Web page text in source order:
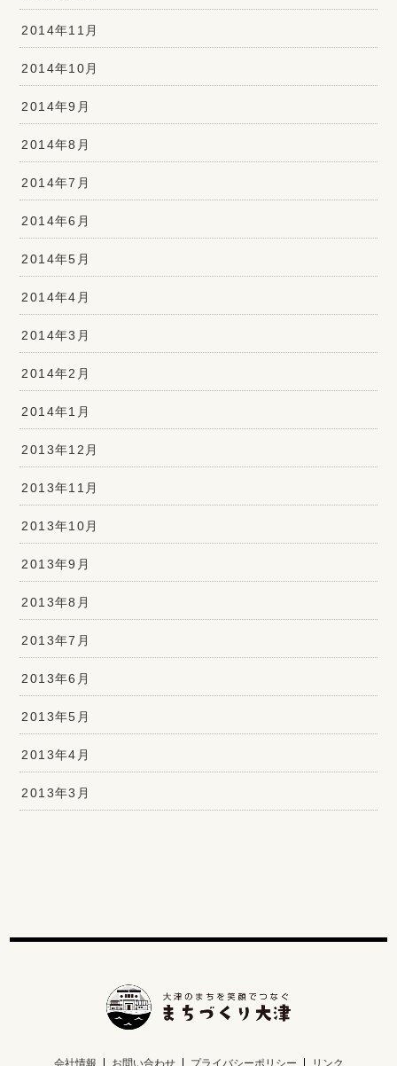
2014年11月
2014年10月
2014年9月
2014年8月
2014年7月
2014年6月
2014年5月
2014年4月
2014年3月
2014年2月
2014年1月
2013年12月
2013年11月
2013年10月
2013年9月
2013年8月
2013年7月
2013年6月
2013年5月
2013年4月
2013年3月